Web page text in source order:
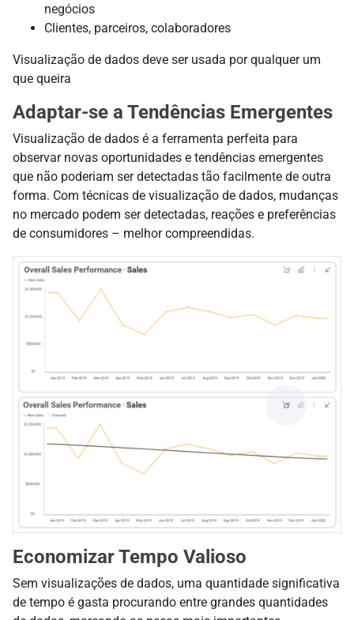
negócios
Clientes, parceiros, colaboradores
Visualização de dados deve ser usada por qualquer um
que queira
Adaptar-se a Tendências Emergentes
Visualização de dados é a ferramenta perfeita para
observar novas oportunidades e tendências emergentes
que não poderiam ser detectadas tão facilmente de outra
forma. Com técnicas de visualização de dados, mudanças
no mercado podem ser detectadas, reações e preferências
de consumidores – melhor compreendidas.
Economizar Tempo Valioso
Sem visualizações de dados, uma quantidade significativa
de tempo é gasta procurando entre grandes quantidades